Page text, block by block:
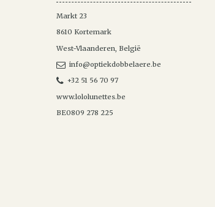
Markt 23
8610 Kortemark
West-Vlaanderen België
info@optiekdobbelaere.be
+32 51 56 70 97
www.lololunettes.be
BE0809 278 225